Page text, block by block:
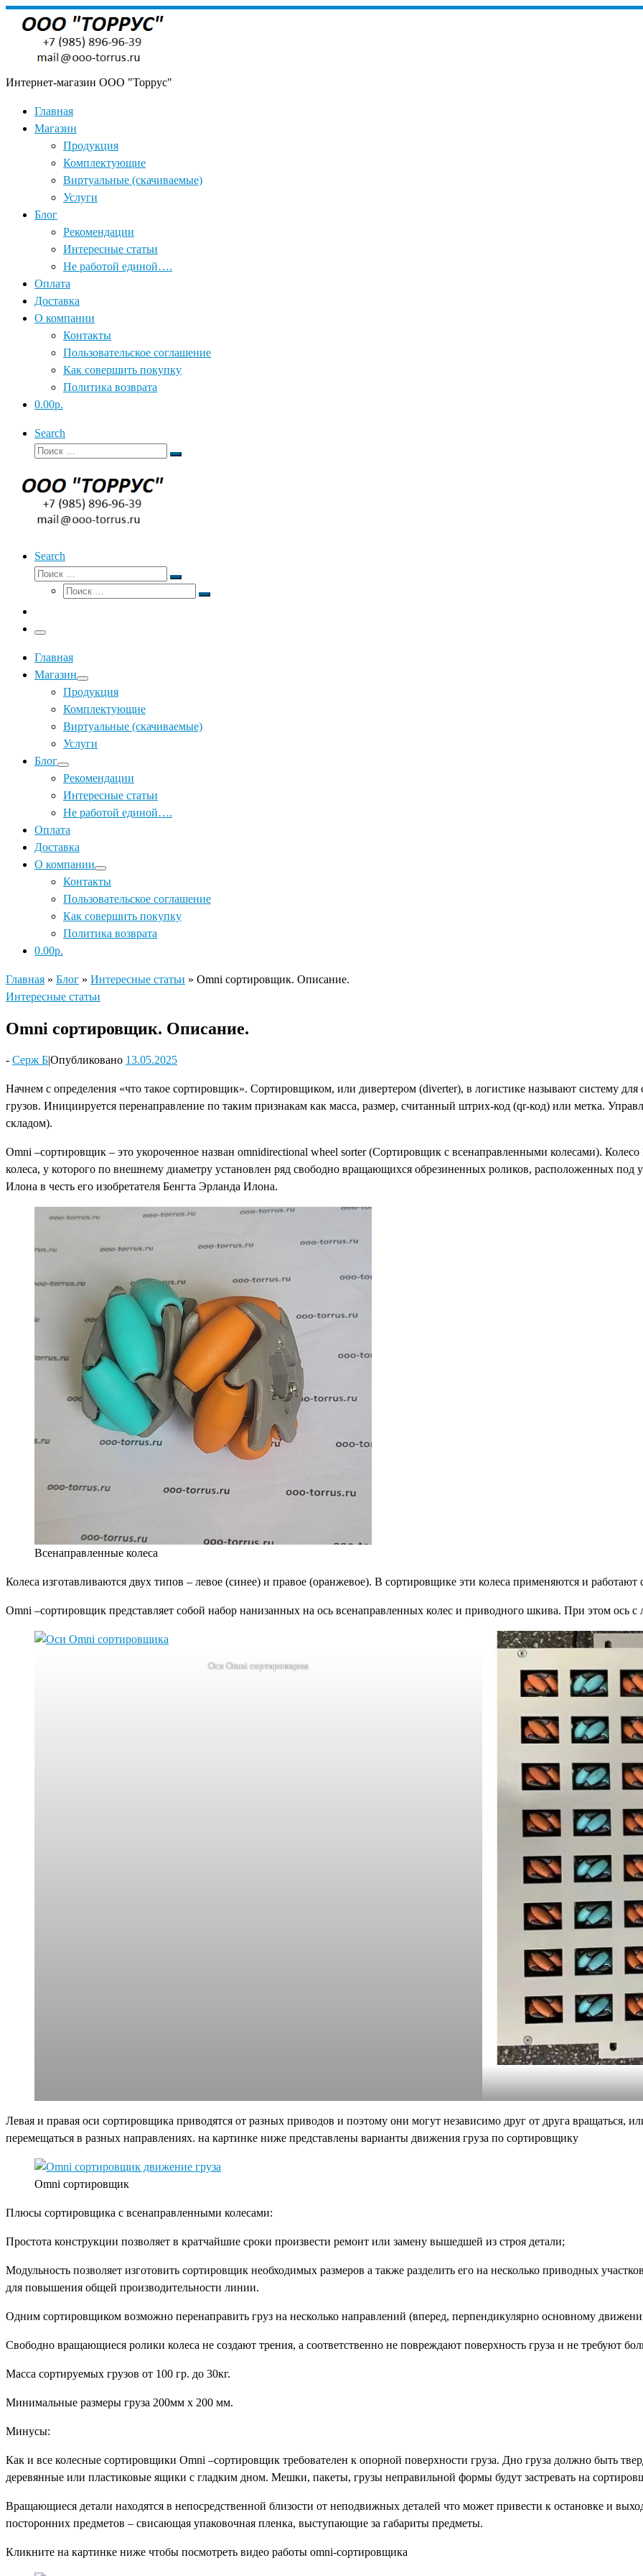
Skip
Интернет-магазин OOO "Торрус"
Главная
Магазин
Продукция
Комплектующие
Виртуальные (скачиваемые)
Услуги
Блог
Рекомендации
Интересные статьи
Не работой единой….
Оплата
Доставка
О компании
Контакты
Пользовательское соглашение
Как совершить покупку
Политика возврата
0.00р.
Search
Поиск
Поиск
Search
Поиск
Поиск
Поиск
Поиск
Меню
Главная
Магазин
Продукция
Комплектующие
Виртуальные (скачиваемые)
Услуги
Блог
Рекомендации
Интересные статьи
Не работой единой….
Оплата
Доставка
О компании
Контакты
Пользовательское соглашение
Как совершить покупку
Политика возврата
0.00р.
Главная » Блог » Интересные статьи » Omni сортировщик. Описание.
Интересные статьи
Omni сортировщик. Описание.
- Серж Б|Опубликовано 13.05.2025
Начнем с определения «что такое сортировщик». Сортировщиком, или дивертером (diverter), в логистике называют систему
грузов. Инициируется перенаправление по таким признакам как масса, размер, считанный штрих-код (qr-код) или метка.
складом).
Omni –сортировщик – это укороченное назван omnidirectional wheel sorter (Сортировщик с всенаправленными колесами).
колеса, у которого по внешнему диаметру установлен ряд свободно вращающихся обрезиненных роликов, расположенных под
Илона в честь его изобретателя Бенгта Эрланда Илона.
Всенаправленные колеса
Колеса изготавливаются двух типов – левое (синее) и правое (оранжевое). В сортировщике эти колеса применяются и работают
Omni –сортировщик представляет собой набор нанизанных на ось всенаправленных колес и приводного шкива. При этом ось
Оси Omni сортировщика
Левая и правая оси сортировщика приводятся от разных приводов и поэтому они могут независимо друг от друга вращаться,
перемещаться в разных направлениях. на картинке ниже представлены варианты движения груза по сортировщику
Omni сортировщик
Плюсы сортировщика с всенаправленными колесами:
Простота конструкции позволяет в кратчайшие сроки произвести ремонт или замену вышедшей из строя детали;
Модульность позволяет изготовить сортировщик необходимых размеров а также разделить его на несколько приводных
для повышения общей производительности линии.
Одним сортировщиком возможно перенаправить груз на несколько направлений (вперед, перпендикулярно основному
Свободно вращающиеся ролики колеса не создают трения, а соответственно не повреждают поверхность груза и не требуют
Масса сортируемых грузов от 100 гр. до 30кг.
Минимальные размеры груза 200мм х 200 мм.
Минусы:
Как и все колесные сортировщики Omni –сортировщик требователен к опорной поверхности груза. Дно груза должно быть
деревянные или пластиковые ящики с гладким дном. Мешки, пакеты, грузы неправильной формы будут застревать на
Вращающиеся детали находятся в непосредственной близости от неподвижных деталей что может привести к остановке и
посторонних предметов – свисающая упаковочная пленка, выступающие за габариты предметы.
Кликните на картинке ниже чтобы посмотреть видео работы omni-сортировщика